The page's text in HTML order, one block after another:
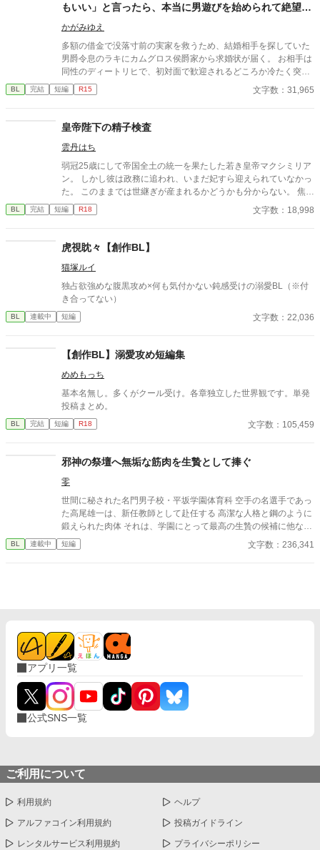
もいい」と言ったら、本当に男遊びを始められて絶望し
ている侯爵令息の話
かがみゆえ
多額の借金で没落寸前の実家を救うため、結婚相手を探していた
男爵令息のラキにカムグロス侯爵家から求婚状が届く。 お相手は
同性のディートリヒで、初対面で歓迎されるどころか冷たく突き
放されてしまう。 『必要最低限関わるな』 『愛人を作るな』
『男遊びならしてもいい』 ディートリヒから実家の借金を完済す
め上手なラキの周りには可愛い令息が集まり、推し活状態に。 一
方、ディートリヒだけが嫉妬で胃を痛める日々。 ラキへの恋心を
BL 完結 短編 R15 文字数：31,965
皇帝陛下の精子検査
雲丹はち
弱冠25歳にして帝国全土の統一を果たした若き皇帝マクシミリア
ン。 しかし彼は政務に追われ、いまだ妃すら迎えられていなかっ
た。 このままでは世継ぎが産まれるかどうかも分からない。 焦れ
た官僚たちに迫られ、マクシミリアンは世にも屈辱的な『検査』
を受けさせられることに――!?
BL 完結 短編 R18 文字数：18,998
虎視眈々【創作BL】
猫塚ルイ
独占欲強めな腹黒攻め×何も気付かない鈍感受けの溺愛BL（※付
き合ってない）
BL 連載中 短編 文字数：22,036
【創作BL】溺愛攻め短編集
めめもっち
基本名無し。多くがクール受け。各章独立した世界観です。単発
投稿まとめ。
BL 完結 短編 R18 文字数：105,459
邪神の祭壇へ無垢な筋肉を生贄として捧ぐ
零
世間に秘された名門男子校・平坂学園体育科 空手の名選手であっ
た高尾雄一は、新任教師として赴任する 高潔な人格と鋼のように
鍛えられた肉体 それは、学園にとって最高の生贄の候補に他なら
なかった 至高の筋肉を持つ、精神を削られ意志をなくした青年を
太古の神に捧げるため、“水”、“風”、“土”の信奉者達が暗躍する 意
BL 連載中 短編 文字数：236,341
アプリ一覧
公式SNS一覧
ご利用について
利用規約 ヘルプ
アルファコイン利用規約 投稿ガイドライン
レンタルサービス利用規約 プライバシーポリシー